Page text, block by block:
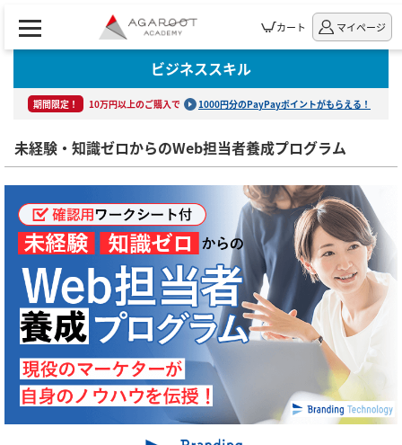
カート マイページ
ビジネススキル
期間限定！ 10万円以上のご購入で 1000円分のPayPayポイントがもらえる！
未経験・知識ゼロからのWeb担当者養成プログラム